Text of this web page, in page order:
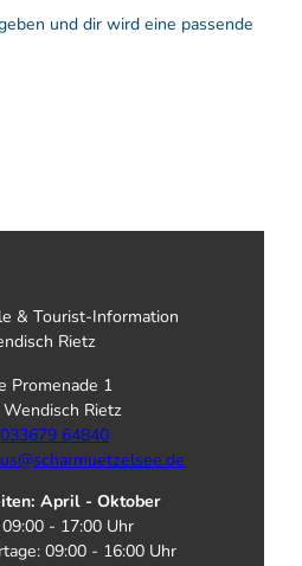
und dir wird eine passende
& Tourist-Information
Rietz
Promenade 1
Rietz
033679 64840
April - Oktober
- 17:00 Uhr
09:00 - 16:00 Uhr